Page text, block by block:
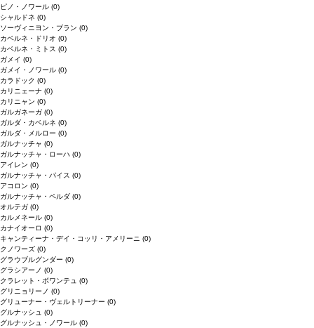
ピノ・ノワール (0)
シャルドネ (0)
ソーヴィニヨン・ブラン (0)
カベルネ・ドリオ (0)
カベルネ・ミトス (0)
ガメイ (0)
ガメイ・ノワール (0)
カラドック (0)
カリニェーナ (0)
カリニャン (0)
ガルガネーガ (0)
ガルダ・カベルネ (0)
ガルダ・メルロー (0)
ガルナッチャ (0)
ガルナッチャ・ローハ (0)
アイレン (0)
ガルナッチャ・パイス (0)
アコロン (0)
ガルナッチャ・ペルダ (0)
オルテガ (0)
カルメネール (0)
カナイオーロ (0)
キャンティーナ・デイ・コッリ・アメリーニ (0)
クノワーズ (0)
グラウブルグンダー (0)
グラシアーノ (0)
クラレット・ボワンテュ (0)
グリニョリーノ (0)
グリューナー・ヴェルトリーナー (0)
グルナッシュ (0)
グルナッシュ・ノワール (0)